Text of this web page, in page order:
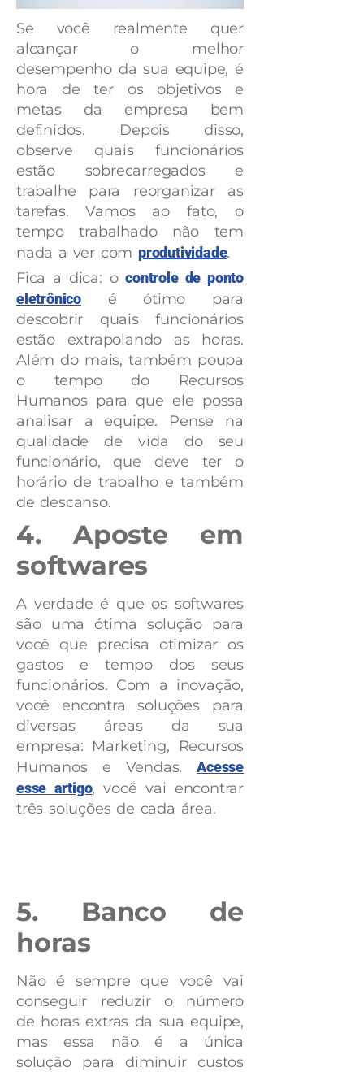
Se você realmente quer
alcançar o melhor
desempenho da sua equipe, é
hora de ter os objetivos e
metas da empresa bem
definidos. Depois disso,
observe quais funcionários
estão sobrecarregados e
trabalhe para reorganizar as
tarefas. Vamos ao fato, o
tempo trabalhado não tem
nada a ver comprodutividade.
Fica a dica: ocontrole de ponto
eletrônico é ótimo para
descobrir quais funcionários
estão extrapolando as horas.
Além do mais, também poupa
o tempo do Recursos
Humanos para que ele possa
analisar a equipe. Pense na
qualidade de vida do seu
funcionário, que deve ter o
horário de trabalho e também
de descanso.
4. Aposte em
softwares
A verdade é que os softwares
são uma ótima solução para
você que precisa otimizar os
gastos e tempo dos seus
funcionários. Com a inovação,
você encontra soluções para
diversas áreas da sua
empresa: Marketing, Recursos
Humanos e Vendas.Acesse
esse artigo, você vai encontrar
três soluções de cada área.
5. Banco de
horas
Não é sempre que você vai
conseguir reduzir o número
de horas extras da sua equipe,
mas essa não é a única
solução para diminuir custos